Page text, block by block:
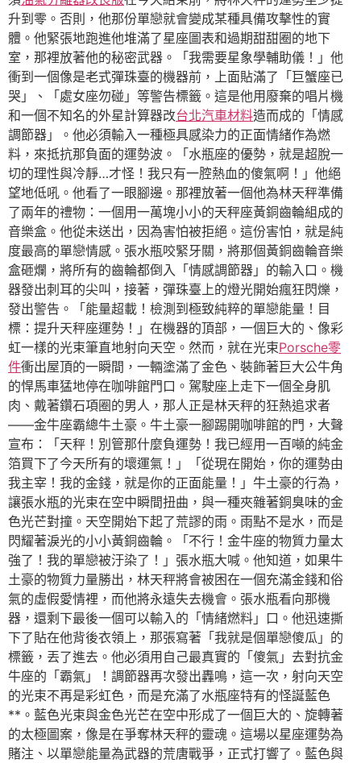
升到零。否則，他那份單戀就會變成某種具備攻擊性的實
體。他緊張地跑進他堆滿了星座圖表和過期甜甜圈的地下
室，那裡放著他的秘密武器。「我需要星象學輔助儀！」他
衝到一個像是老式彈珠臺的機器前，上面貼滿了「巨蟹座已
哭」、「處女座勿碰」等警告標籤。這是他用廢棄的唱片機
和一個不知名的外星計算器改台北汽車材料造而成的「情感
調節器」。他必須輸入一種極具感染力的正面情緒作為燃
料，來抵抗那負面的運勢波。「水瓶座的優勢，就是超脫一
切的理性與冷靜…才怪！我只有一腔熱血的傻氣啊！」他絕
望地低吼。他看了一眼腳邊。那裡放著一個他為林天秤準備
了兩年的禮物：一個用一萬塊小小的天秤座黃銅齒輪組成的
音樂盒。他從未送出，因為害怕被拒絕。這份害怕，就是純
度最高的單戀情感。張水瓶咬緊牙關，將那個黃銅齒輪音樂
盒砸爛，將所有的齒輪都倒入「情感調節器」的輸入口。機
器發出刺耳的尖叫，接著，彈珠臺上的燈光開始瘋狂閃爍，
發出警告。「能量超載！檢測到極致純粹的單戀能量！目
標：提升天秤座運勢！」在機器的頂部，一個巨大的、像彩
虹一樣的光束筆直地射向天空。然而，就在光束Porsche零
件衝出屋頂的一瞬間，一輛塗滿了金色、裝飾著巨大公牛角
的悍馬車猛地停在咖啡館門口。駕駛座上走下一個全身肌
肉、戴著鑽石項圈的男人，那人正是林天秤的狂熱追求者
——金牛座霸總牛土豪。牛土豪一腳踢開咖啡館的門，大聲
宣布：「天秤！別管那什麼負運勢！我已經用一百噸的純金
箔買下了今天所有的壞運氣！」「從現在開始，你的運勢由
我主宰！我的金錢，就是你的正面能量！」牛土豪的行為，
讓張水瓶的光束在空中瞬間扭曲，與一種夾雜著銅臭味的金
色光芒對撞。天空開始下起了荒謬的雨。雨點不是水，而是
閃耀著淚光的小小黃銅齒輪。「不行！金牛座的物質力量太
強了！我的單戀被汙染了！」張水瓶大喊。他知道，如果牛
土豪的物質力量勝出，林天秤將會被困在一個充滿金錢和俗
氣的虛假愛情裡，而他將永遠失去機會。張水瓶看向那機
器，還剩下最後一個可以輸入的「情緒燃料」口。他迅速撕
下了貼在他背後衣領上，那張寫著「我就是個單戀傻瓜」的
標籤，丟了進去。他必須用自己最真實的「傻氣」去對抗金
牛座的「霸氣」！調節器再次發出轟鳴，這一次，射向天空
的光束不再是彩虹色，而是充滿了水瓶座特有的怪誕藍色
**。藍色光束與金色光芒在空中形成了一個巨大的、旋轉著
的太極圖案，像是在爭奪林天秤的靈魂。這場以星座運勢為
賭注、以單戀能量為武器的荒唐戰爭，正式打響了。藍色與